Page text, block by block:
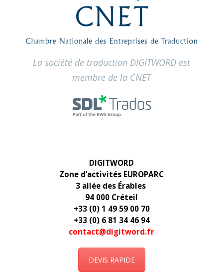
La société de traduction DIGITWORD est
membre de la CNET
DIGITWORD
Zone d’activités EUROPARC
3 allée des Érables
94 000 Créteil
+33 (0) 1 49 59 00 70
+33 (0) 6 81 34 46 94
contact@digitword.fr
DEVIS RAPIDE